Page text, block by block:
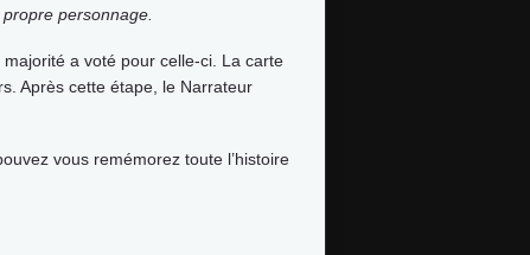
personnage.
a voté pour celle-ci. La carte
Après cette étape, le Narrateur
vous remémorez toute l’histoire